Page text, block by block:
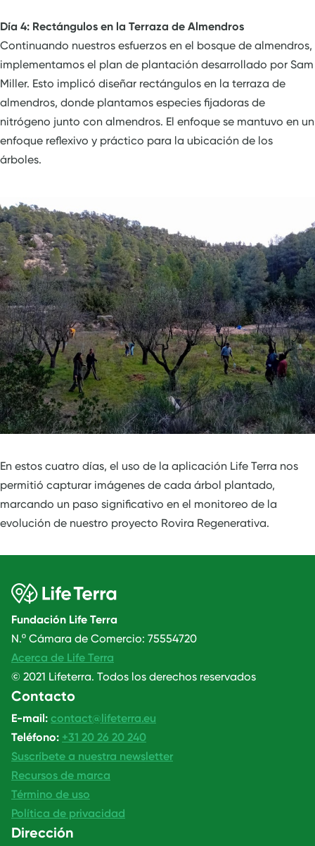
Día 4: Rectángulos en la Terraza de Almendros
Continuando nuestros esfuerzos en el bosque de almendros,
implementamos el plan de plantación desarrollado por Sam
Miller. Esto implicó diseñar rectángulos en la terraza de
almendros, donde plantamos especies fijadoras de
nitrógeno junto con almendros. El enfoque se mantuvo en un
enfoque reflexivo y práctico para la ubicación de los
árboles.
En estos cuatro días, el uso de la aplicación Life Terra nos
permitió capturar imágenes de cada árbol plantado,
marcando un paso significativo en el monitoreo de la
evolución de nuestro proyecto Rovira Regenerativa.
Fundación Life Terra
N.º Cámara de Comercio: 75554720
Acerca de Life Terra
© 2021 Lifeterra. Todos los derechos reservados
Contacto
E-mail: contact@lifeterra.eu
Teléfono: +31 20 26 20 240
Suscríbete a nuestra newsletter
Recursos de marca
Término de uso
Política de privacidad
Dirección